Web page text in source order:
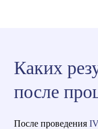
хирургического
возможность
осложнений или
Кроме того,
Каких
после
После проведения